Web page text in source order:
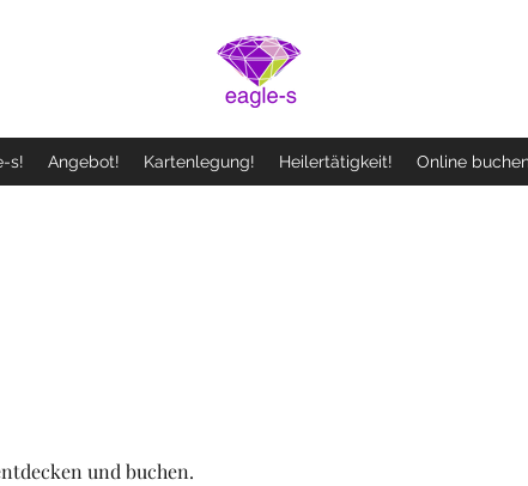
s! Angebot! Kartenlegung! Heilertätigkeit! Online
und buchen.